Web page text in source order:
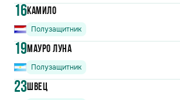
16Камило
Полузащитник
19Мауро Луна
Полузащитник
23Швец